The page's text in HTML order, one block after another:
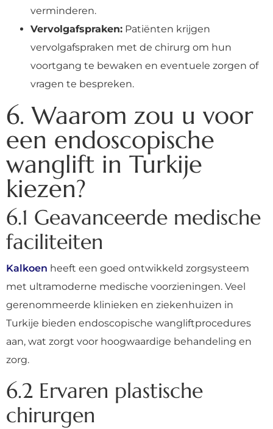
verminderen.
Vervolgafspraken: Patiënten krijgen
vervolgafspraken met de chirurg om hun
voortgang te bewaken en eventuele zorgen of
vragen te bespreken.
6. Waarom zou u voor
een endoscopische
wanglift in Turkije
kiezen?
6.1 Geavanceerde medische
faciliteiten
Kalkoen heeft een goed ontwikkeld zorgsysteem
met ultramoderne medische voorzieningen. Veel
gerenommeerde klinieken en ziekenhuizen in
Turkije bieden endoscopische wangliftprocedures
aan, wat zorgt voor hoogwaardige behandeling en
zorg.
6.2 Ervaren plastische
chirurgen